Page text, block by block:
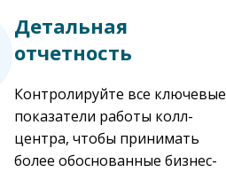
Детальная
отчетность
Контролируйте все ключевые
показатели работы колл-
центра, чтобы принимать
более обоснованные бизнес-